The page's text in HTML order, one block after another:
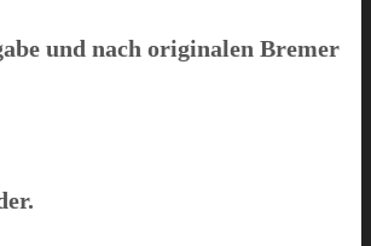
und nach originalen Bremer